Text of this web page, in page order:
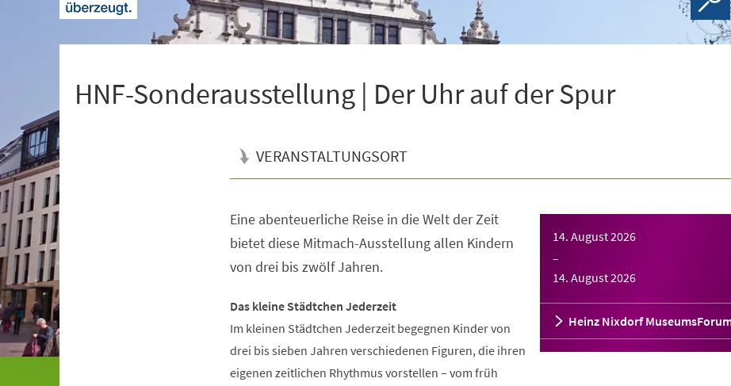
HNF-Sonderausstellung | Der Uhr auf der Spur
VERANSTALTUNGSORT
14. August 2026
–
14. August 2026
Heinz Nixdorf
Eine abenteuerliche Reise in die Welt der Zeit
bietet diese Mitmach-Ausstellung allen Kindern
von drei bis zwölf Jahren.
Das kleine Städtchen Jederzeit
Im kleinen Städtchen Jederzeit begegnen Kinder von
drei bis sieben Jahren verschiedenen Figuren, die ihren
eigenen zeitlichen Rhythmus vorstellen – vom früh